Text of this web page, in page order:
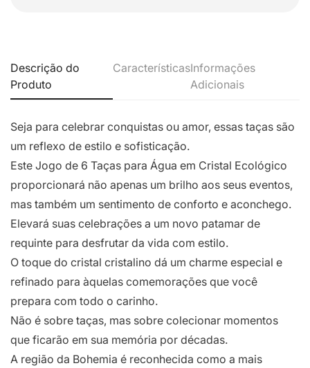
Descrição do
Produto
CaracterísticasInformações
Adicionais
Seja para celebrar conquistas ou amor, essas taças são
um reflexo de estilo e sofisticação.
Este Jogo de 6 Taças para Água em Cristal Ecológico
proporcionará não apenas um brilho aos seus eventos,
mas também um sentimento de conforto e aconchego.
Elevará suas celebrações a um novo patamar de
requinte para desfrutar da vida com estilo.
O toque do cristal cristalino dá um charme especial e
refinado para àquelas comemorações que você
prepara com todo o carinho.
Não é sobre taças, mas sobre colecionar momentos
que ficarão em sua memória por décadas.
A região da Bohemia é reconhecida como a mais